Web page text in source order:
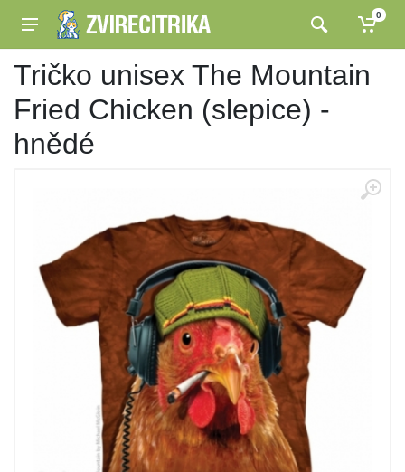
0
Tričko unisex The Mountain
Fried Chicken (slepice) -
hnědé